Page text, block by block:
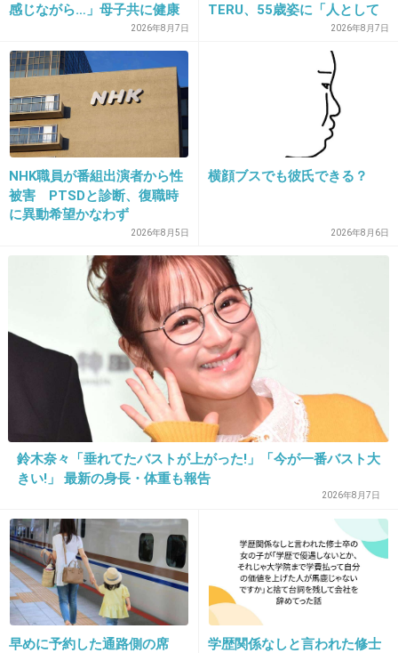
+136 -233
明らか若い人が付けてると
でき婚なんだろうな〜
って勝手に冷やかに思うだけで
興味がない。
2013/05/27(月) 23:03:54
電車で席を譲ってもらって当然って言う免罪符は許せない！！
倒れた時や事故の時につけておくと一目で妊婦とわかるからいいけど堂々と付
けるのは嫌！
+157
15. 匿名2013/05/27(月) 23:03:59
その人同じ女だとは思えません。。。
妊婦さん辛かっただろうな…
+1050
感じながら…」母子共に健康
2026年8月7日
TERU、55歳姿に「人として
好きすぎる」「TERUさんに
は見えない」「分からなかっ
2026年8月7日
NHK職員が番組出演者から性
被害 PTSDと診断、復職時
に異動希望かなわず
2026年8月5日
横顔ブスでも彼氏できる？
2026年8月6日
鈴木奈々「垂れてたバストが上がった!」「今が一番バスト大
きい!」 最新の身長・体重も報告
2026年8月7日
早めに予約した通路側の席
学歴関係なしと言われた修士